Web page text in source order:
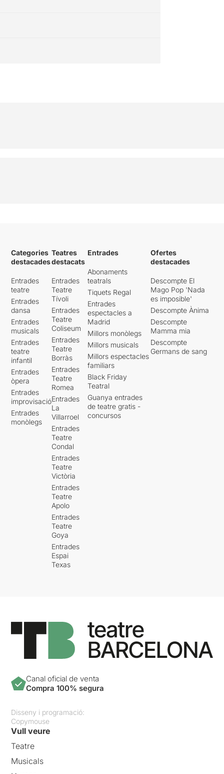
Categories
destacades
Entrades
teatre
Entrades
dansa
Entrades
musicals
Entrades
teatre
infantil
Entrades
òpera
Entrades
improvisació
Entrades
monòlegs
Teatres
destacats
Entrades
Teatre
Tívoli
Entrades
Teatre
Coliseum
Entrades
Teatre
Borràs
Entrades
Teatre
Romea
Entrades
La
Villarroel
Entrades
Teatre
Condal
Entrades
Teatre
Victòria
Entrades
Teatre
Apolo
Entrades
Teatre
Goya
Entrades
Espai
Texas
Entrades
Abonaments
teatrals
Tiquets Regal
Entrades
espectacles a
Madrid
Millors monòlegs
Millors musicals
Millors espectacles
familiars
Black Friday
Teatral
Guanya entrades
de teatre gratis -
concursos
Ofertes
destacades
Descompte El
Mago Pop 'Nada
es imposible'
Descompte Ànima
Descompte
Mamma mia
Descompte
Germans de sang
Canal oficial de venta
Compra 100% segura
Disseny i programació:
Copymouse
Vull veure
Teatre
Musicals